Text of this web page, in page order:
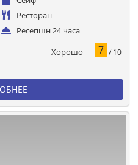
Ресторан
Ресепшн 24 часа
Хорошо 7 / 10